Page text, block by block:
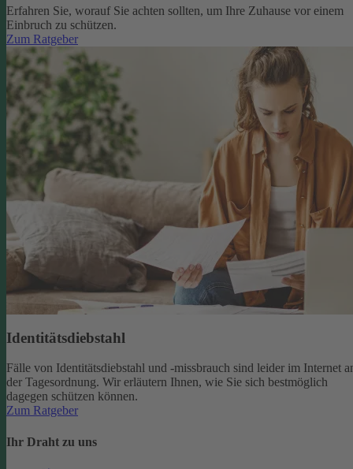
Erfahren Sie, worauf Sie achten sollten, um Ihre Zuhause vor einem
Einbruch zu schützen.
Zum Ratgeber
Identitätsdiebstahl
Fälle von Identitätsdiebstahl und -missbrauch sind leider im Internet
der Tagesordnung. Wir erläutern Ihnen, wie Sie sich bestmöglich
dagegen schützen können.
Zum Ratgeber
Ihr Draht zu uns